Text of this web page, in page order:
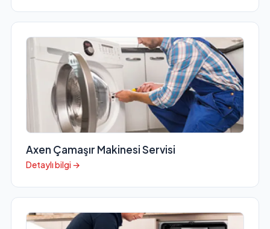
Axen Çamaşır Makinesi Servisi
Detaylı bilgi →